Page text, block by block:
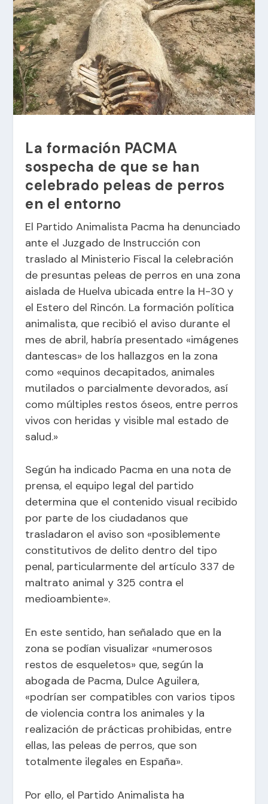
La formación PACMA
sospecha de que se han
celebrado peleas de perros
en el entorno
El Partido Animalista Pacma ha denunciado
ante el Juzgado de Instrucción con
traslado al Ministerio Fiscal la celebración
de presuntas peleas de perros en una zona
aislada de Huelva ubicada entre la H-30 y
el Estero del Rincón. La formación política
animalista, que recibió el aviso durante el
mes de abril, habría presentado «imágenes
dantescas» de los hallazgos en la zona
como «equinos decapitados, animales
mutilados o parcialmente devorados, así
como múltiples restos óseos, entre perros
vivos con heridas y visible mal estado de
salud.»
Según ha indicado Pacma en una nota de
prensa, el equipo legal del partido
determina que el contenido visual recibido
por parte de los ciudadanos que
trasladaron el aviso son «posiblemente
constitutivos de delito dentro del tipo
penal, particularmente del artículo 337 de
maltrato animal y 325 contra el
medioambiente».
En este sentido, han señalado que en la
zona se podían visualizar «numerosos
restos de esqueletos» que, según la
abogada de Pacma, Dulce Aguilera,
«podrían ser compatibles con varios tipos
de violencia contra los animales y la
realización de prácticas prohibidas, entre
ellas, las peleas de perros, que son
totalmente ilegales en España».
Por ello, el Partido Animalista ha